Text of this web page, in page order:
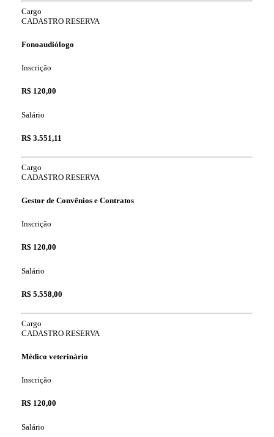
Cargo
CADASTRO RESERVA
Fonoaudiólogo
Inscrição
R$ 120,00
Salário
R$ 3.551,11
Cargo
CADASTRO RESERVA
Gestor de Convênios e Contratos
Inscrição
R$ 120,00
Salário
R$ 5.558,00
Cargo
CADASTRO RESERVA
Médico veterinário
Inscrição
R$ 120,00
Salário